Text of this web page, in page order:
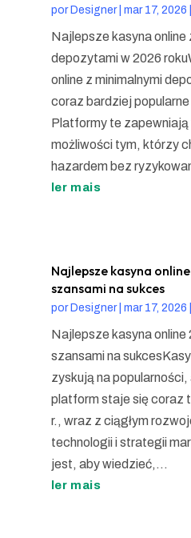
por Designer| mar 17, 2026
Najlepsze kasyna online
depozytami w 2026
online z minimalnymi
coraz bardziej
Platformy te
możliwości tym, którzy
hazardem bez
ler mais
Najlepsze kasyna
szansami na sukces
por Designer| mar 17, 2026
Najlepsze kasyna online
szansami na
zyskują na
platform staje się coraz
r., wraz z ciągłym
technologii i strategii
jest, aby wiedzieć,...
ler mais